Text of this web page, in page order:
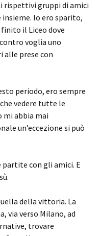
rispettivi gruppi di amici
insieme. Io ero sparito,
il Liceo dove
voglia uno
alle prese con
periodo, ero sempre
vedere tutte le
mi abbia mai
un’eccezione si può
partite con gli amici. E
della vittoria. La
via verso Milano, ad
trovare